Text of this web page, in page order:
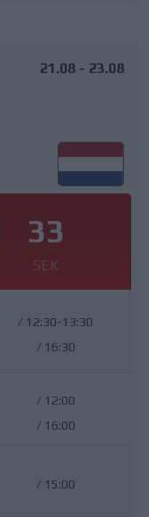
21.08 - 23.08
32
SEK
/ 12:30-13:30
/ 16:30
/ 12:00
/ 16:00
/ 15:00